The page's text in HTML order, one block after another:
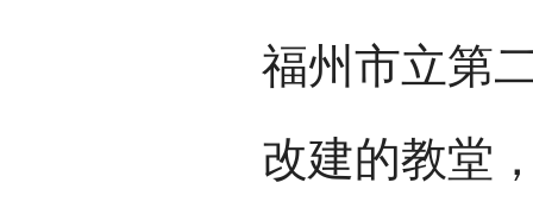
福州市立第
改建的教堂